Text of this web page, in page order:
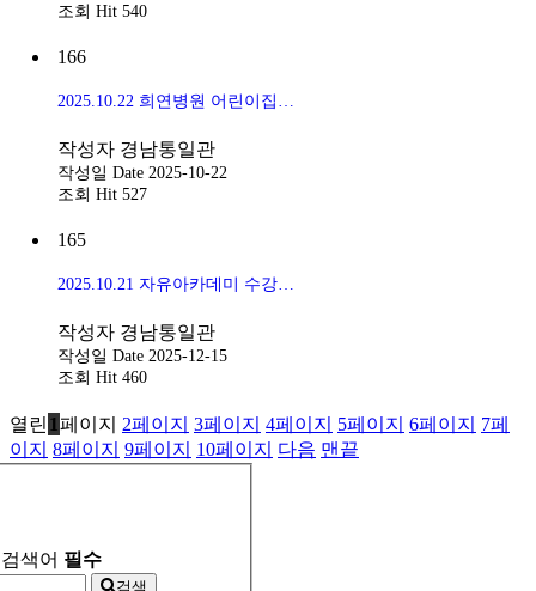
조회 Hit 540
166
작성자 경남통일관
작성일 Date 2025-10-22
조회 Hit 527
165
작성자 경남통일관
작성일 Date 2025-12-15
조회 Hit 460
열린 1 페이지 2페이지 3페이지 4페이지 5페이지 6페이지 7페
이지 8페이지 9페이지 10페이지 다음 맨끝
검색어 필수
검색